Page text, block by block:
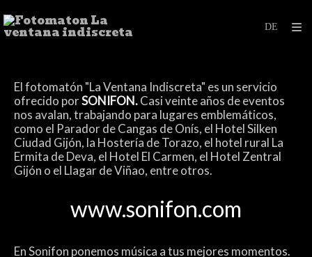
El fotomatón "La Ventana Indiscreta" es un servicio
ofrecido porSONIFON.Casi veinte años de eventos
nos avalan, trabajando para lugares emblemáticos,
como el Parador de Cangas de Onís, el Hotel Silken
Ciudad Gijón, la Hostería de Torazo, el hotel rural La
Ermita de Deva, el Hotel El Carmen, el Hotel Zentral
Gijón o el Llagar de Viñao, entre otros.
www.sonifon.com
En Sonifon ponemos música a tus mejores momentos.